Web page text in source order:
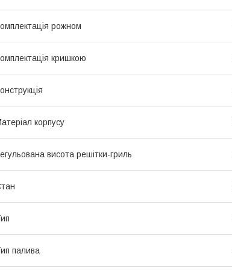
рожном
кришкою
корпусу
висота решітки-гриль
палива